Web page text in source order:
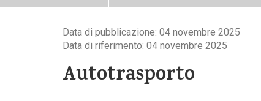
Data di pubblicazione: 04 novembre 2025
Data di riferimento: 04 novembre 2025
Autotrasporto